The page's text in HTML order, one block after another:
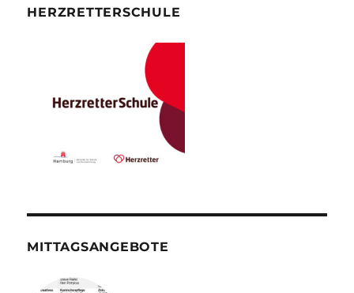
HERZRETTERSCHULE
MITTAGSANGEBOTE